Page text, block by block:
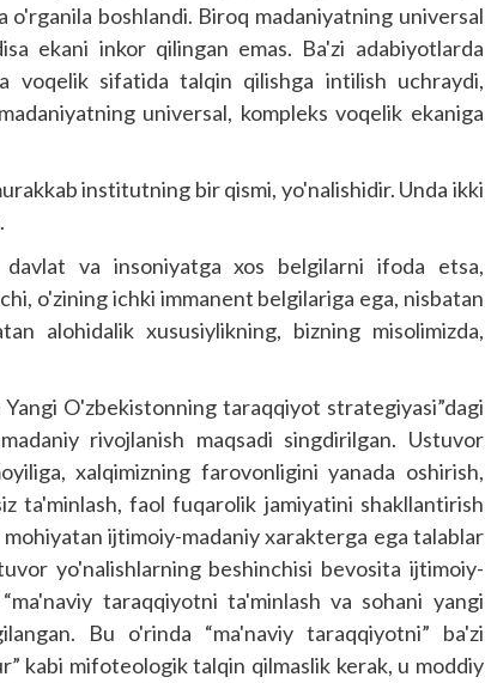
boshlandi. Biroq madaniyatning universal
ekani inkor qilingan emas. Ba'zi adabiyotlarda
voqelik sifatida talqin qilishga intilish uchraydi,
universal, kompleks voqelik ekaniga
ins­titutning bir qismi, yo'nalishidir. Unda ikki
davlat va insoniyatga xos belgilarni ifoda etsa,
o'zining ichki immanent belgilariga ega, nisbatan
alohidalik xususiylikning, bizning misolimizda,
O'zbekistonning taraqqiyot strategiyasi”dagi
rivojlanish maqsadi singdirilgan. Ustuvor
xalqimizning farovonligini yanada oshirish,
ta'minlash, faol fuqarolik jamiyatini shakllantirish
ijtimoiy-madaniy xarakterga ega talablar
yo'nalishlarning beshinchisi bevosita ijtimoiy-
taraqqiyotni ta'minlash va sohani yangi
Bu o'rinda “ma'naviy taraqqiyotni” ba'zi
kabi mifoteologik talqin qilmaslik kerak, u moddiy